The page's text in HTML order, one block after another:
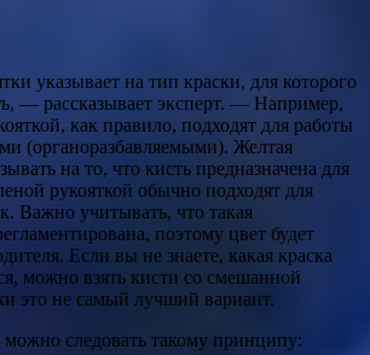
указывает на тип краски, для которого
— рассказывает эксперт. — Например,
как правило, подходят для работы
(органоразбавляемыми). Желтая
на то, что кисть предназначена для
рукояткой обычно подходят для
Важно учитывать, что такая
поэтому цвет будет
Если вы не знаете, какая краска
можно взять кисти со смешанной
это не самый лучший вариант.
следовать такому принципу: